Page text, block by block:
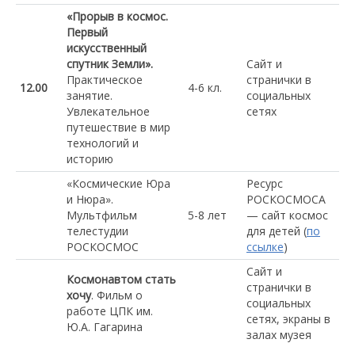
12.00
«Прорыв в космос.
Первый
искусственный
спутник Земли».
Практическое
занятие.
Увлекательное
путешествие в мир
технологий и
историю
4-6 кл.
Сайт и
странички в
социальных
сетях
«Космические Юра
и Нюра».
Мультфильм
телестудии
РОСКОСМОС
5-8 лет
Ресурс
РОСКОСМОСА
— сайт космос
для детей (по
ссылке)
Космонавтом стать
хочу. Фильм о
работе ЦПК им.
Ю.А. Гагарина
Сайт и
странички в
социальных
сетях, экраны в
залах музея